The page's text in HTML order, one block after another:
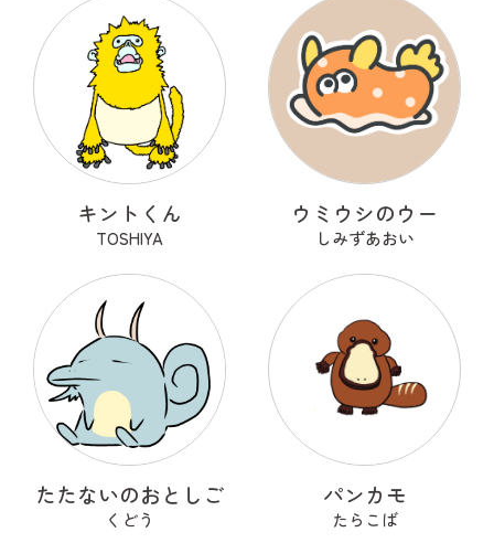
キントくん
TOSHIYA
ウミウシのウー
しみずあおい
たたないのおとしご
くどう
パンカモ
たらこば